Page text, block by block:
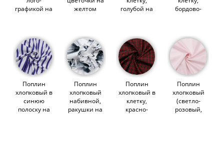
графикой на
желтом
голубой на
бордово-
Поплин
хлопковый в
синюю
полоску на
Поплин
хлопковый
набивной,
ракушки на
Поплин
хлопковый в
клетку,
красно-
Поплин
хлопковый
(светло-
розовый,